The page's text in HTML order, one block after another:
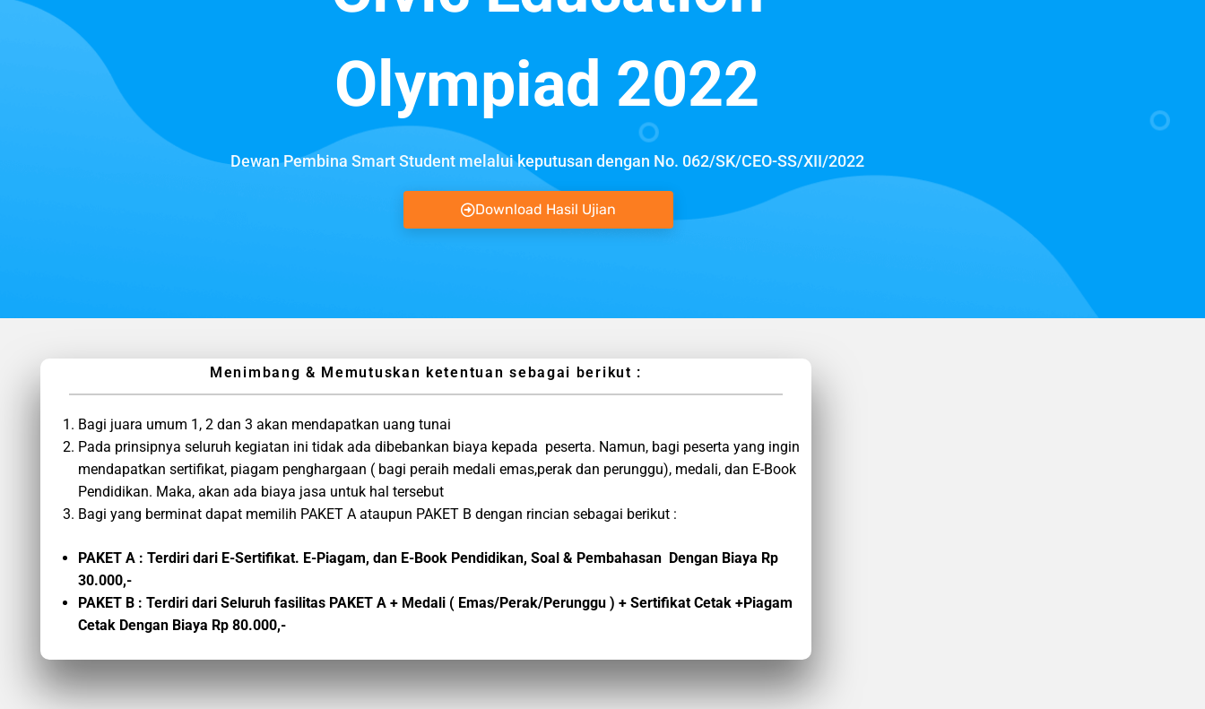
Olympiad 2022
Dewan Pembina Smart Student melalui keputusan dengan No. 062/SK/CEO-SS/XII/2022
Download Hasil Ujian
Menimbang & Memutuskan ketentuan sebagai berikut :
Bagi juara umum 1, 2 dan 3 akan mendapatkan uang tunai
Pada prinsipnya seluruh kegiatan ini tidak ada dibebankan biaya kepada peserta. Namun, bagi peserta yang ingin
mendapatkan sertifikat, piagam penghargaan ( bagi peraih medali emas,perak dan perunggu), medali, dan E-Book
Pendidikan. Maka, akan ada biaya jasa untuk hal tersebut
Bagi yang berminat dapat memilih PAKET A ataupun PAKET B dengan rincian sebagai berikut :
PAKET A : Terdiri dari E-Sertifikat. E-Piagam, dan E-Book Pendidikan, Soal & Pembahasan Dengan Biaya Rp
30.000,-
PAKET B : Terdiri dari Seluruh fasilitas PAKET A + Medali ( Emas/Perak/Perunggu ) + Sertifikat Cetak +Piagam
Cetak Dengan Biaya Rp 80.000,-